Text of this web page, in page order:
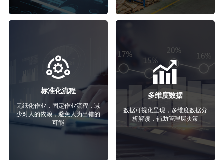
标准化流程
无纸化作业，固定作业流程，减
少对人的依赖，避免人为出错的
可能
多维度数据
数据可视化呈现，多维度数据分
析解读，辅助管理层决策